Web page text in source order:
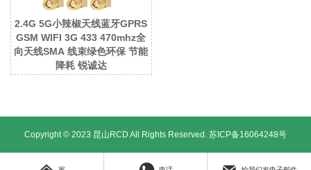
2.4G 5G小辣椒天线蓝牙GPRS
GSM WIFI 3G 433 470mhz全
向天线SMA 线束绿色环保 节能
降耗 锐诚达
Copyright © 2023 昆山RCD All Rights Reserved. 苏ICP备16064248号